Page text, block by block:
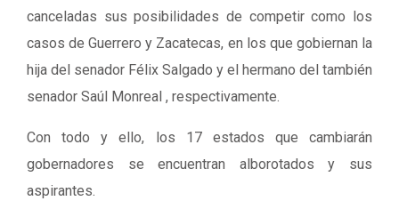
canceladas sus posibilidades de competir como los
casos de Guerrero y Zacatecas, en los que gobiernan la
hija del senador Félix Salgado y el hermano del también
senador Saúl Monreal , respectivamente.
Con todo y ello, los 17 estados que cambiarán
gobernadores se encuentran alborotados y sus
aspirantes.